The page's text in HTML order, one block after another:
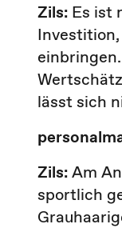
Zils: Es ist
lässt sich
Zils:Am
sportlich